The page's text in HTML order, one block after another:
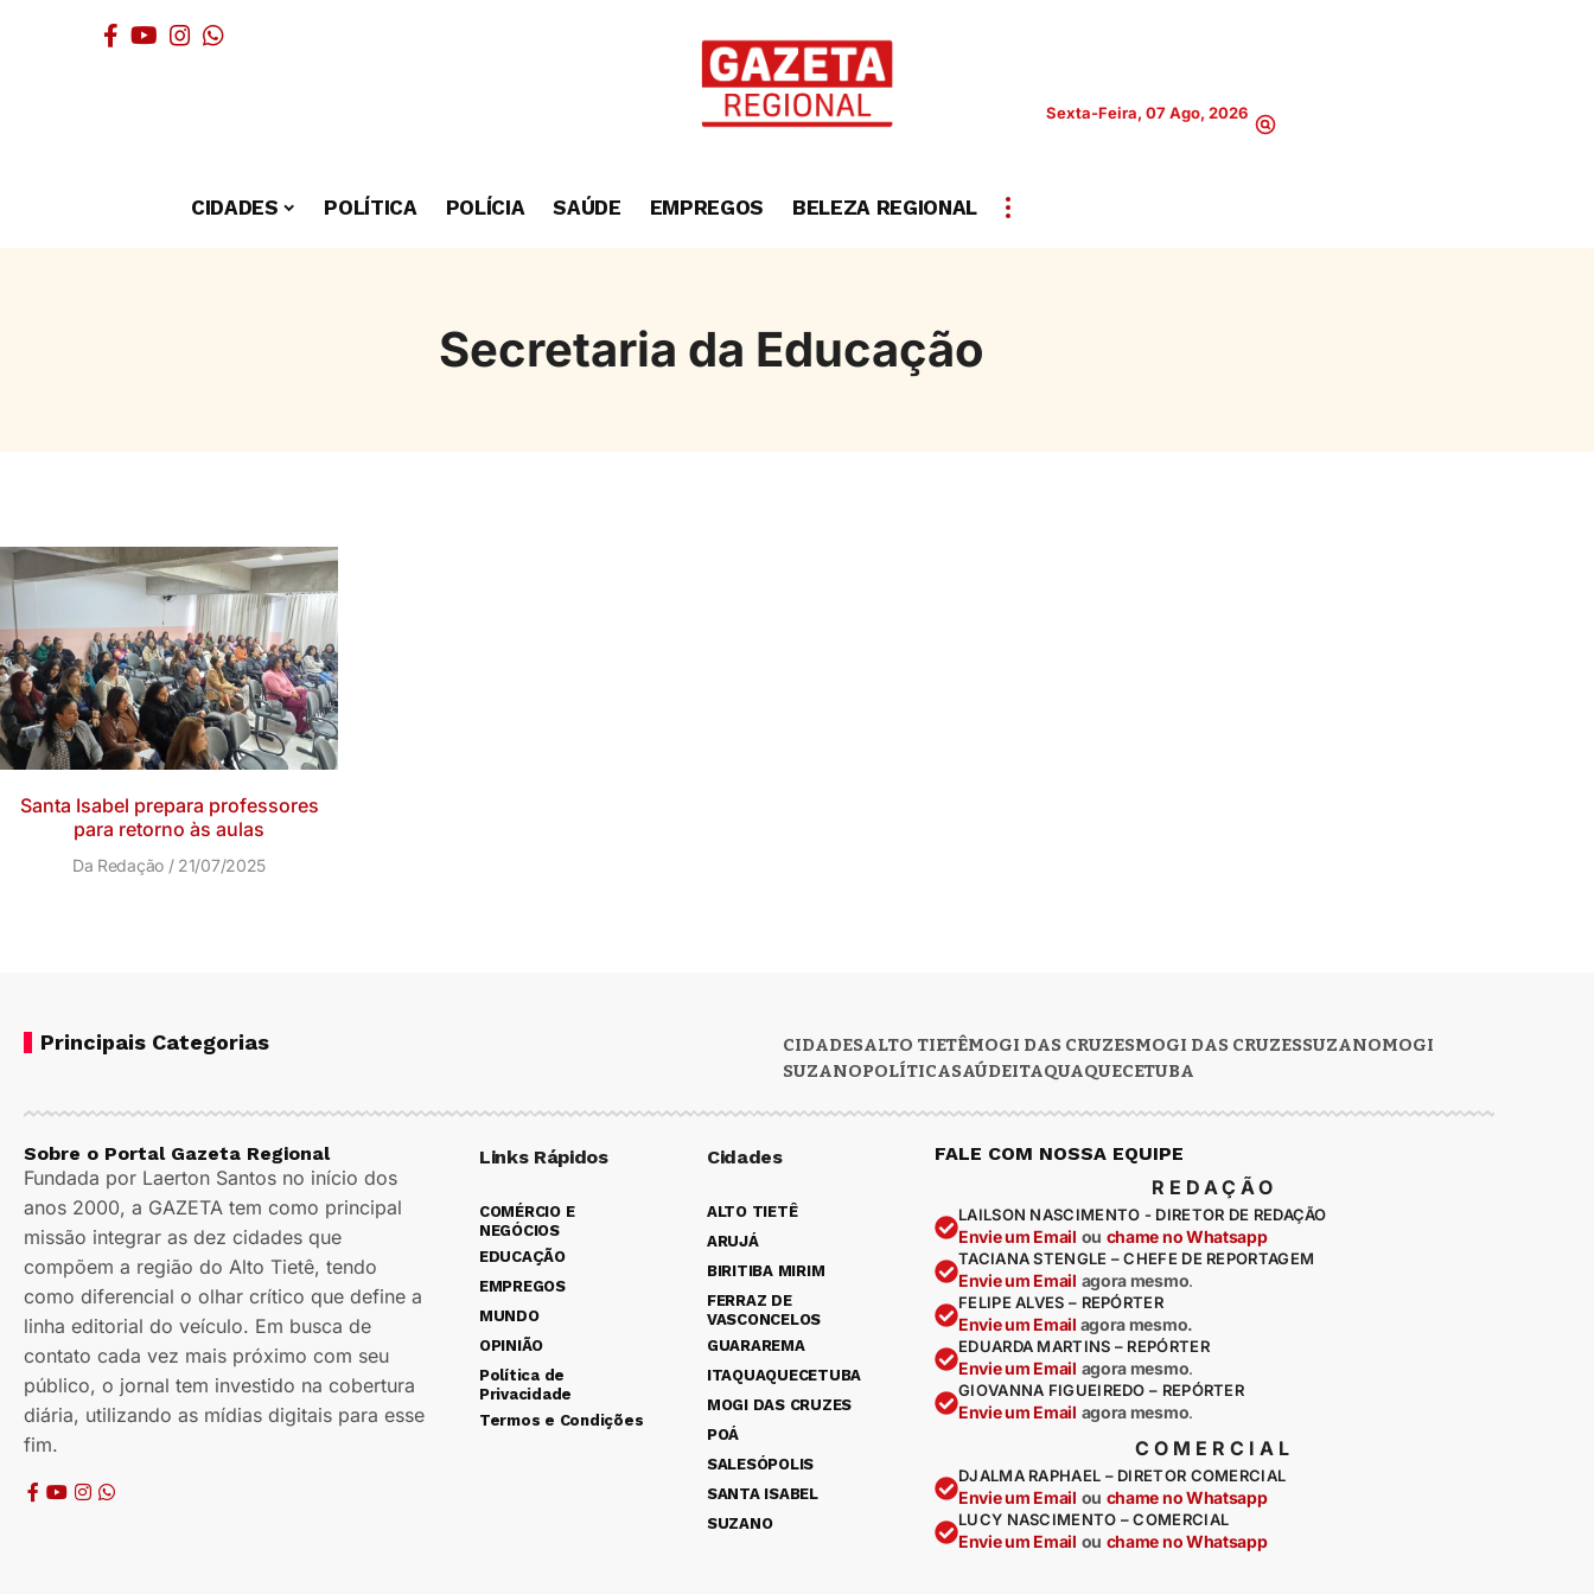
Sexta-Feira, 07 Ago, 2026
CIDADES POLÍTICA POLÍCIA SAÚDE EMPREGOS BELEZA REGIONAL
Secretaria da Educação
Santa Isabel prepara professores
para retorno às aulas
Da Redação 21/07/2025
Principais Categorias CIDADESALTO TIETÊMOGI DAS CRUZESMOGI DAS CRUZESSUZANOMOGI
SUZANOPOLÍTICASAÚDEITAQUAQUECETUBA
Sobre o Portal Gazeta Regional
Fundada por Laerton Santos no início dos
anos 2000, a GAZETA tem como principal
missão integrar as dez cidades que
compõem a região do Alto Tietê, tendo
como diferencial o olhar crítico que define a
linha editorial do veículo. Em busca de
contato cada vez mais próximo com seu
público, o jornal tem investido na cobertura
diária, utilizando as mídias digitais para esse
fim.
Links Rápidos
COMÉRCIO E
NEGÓCIOS
EDUCAÇÃO
EMPREGOS
MUNDO
OPINIÃO
Política de
Privacidade
Termos e Condições
Cidades
ALTO TIETÊ
ARUJÁ
BIRITIBA MIRIM
FERRAZ DE
VASCONCELOS
GUARAREMA
ITAQUAQUECETUBA
MOGI DAS CRUZES
POÁ
SALESÓPOLIS
SANTA ISABEL
SUZANO
FALE COM NOSSA EQUIPE
REDAÇÃO
LAILSON NASCIMENTO - DIRETOR DE REDAÇÃO
Envie um Email ou chame no Whatsapp
TACIANA STENGLE – CHEFE DE REPORTAGEM
Envie um Email agora mesmo.
FELIPE ALVES – REPÓRTER
Envie um Email agora mesmo.
EDUARDA MARTINS – REPÓRTER
Envie um Email agora mesmo.
GIOVANNA FIGUEIREDO – REPÓRTER
Envie um Email agora mesmo.
COMERCIAL
DJALMA RAPHAEL – DIRETOR COMERCIAL
Envie um Email ou chame no Whatsapp
LUCY NASCIMENTO – COMERCIAL
Envie um Email ou chame no Whatsapp